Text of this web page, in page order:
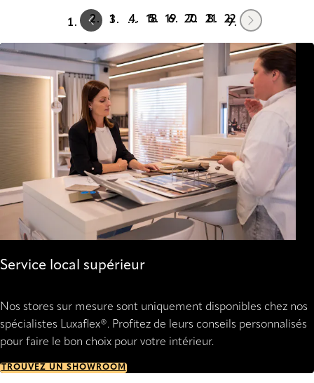
Prev 1 … 18 19 20 21 22 Next
Service local supérieur
Nos stores sur mesure sont uniquement disponibles chez nos
spécialistes Luxaflex®. Profitez de leurs conseils personnalisés
pour faire le bon choix pour votre intérieur.
TROUVEZ UN SHOWROOM